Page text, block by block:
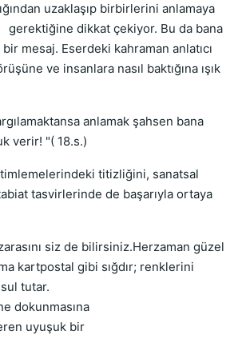
uzaklaşıp birbirlerini anlamaya
dikkat çekiyor. Bu da bana
mesaj. Eserdeki kahraman anlatıcı
ve insanlara nasıl baktığına ışık
anlamak şahsen bana
verir! "( 18.s.)
titizliğini, sanatsal
tasvirlerinde de başarıyla ortaya
siz de bilirsiniz.Herzaman güzel
kartpostal gibi sığdır; renklerini
tutar.
dokunmasına
uyuşuk bir